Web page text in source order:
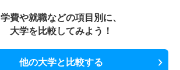
学費や就職などの項目別に、
大学を比較してみよう！
他の大学と比較する